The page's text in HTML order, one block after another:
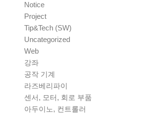
Notice
Project
Tip&Tech (SW)
Uncategorized
Web
강좌
공작 기계
라즈베리파이
센서, 모터, 회로 부품
아두이노, 컨트롤러